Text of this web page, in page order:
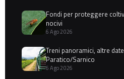
Fondi per proteggere
nocivi
6 Ago 2026
Treni panoramici, altre
Paratico/Sarnico
6 Ago 2026